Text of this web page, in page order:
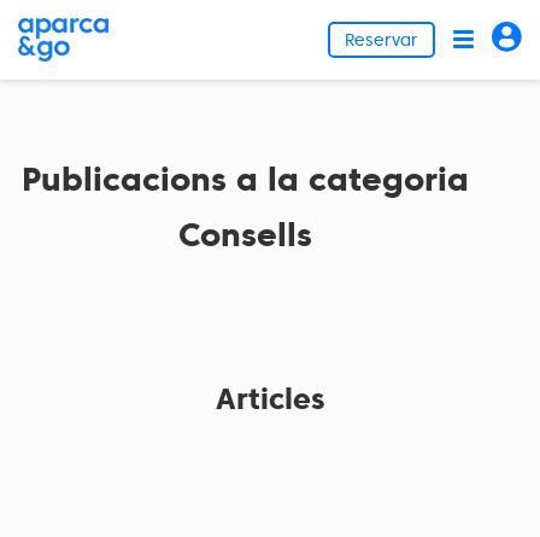
Reservar
Publicacions a la categoria
Consells
Articles